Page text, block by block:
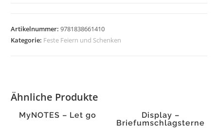
Be
Yourself
Artikelnummer:9781838661410
Kategorie: Feste Feiern und Schenken
Ähnliche Produkte
MyNOTES – Let go
Display –
Briefumschlagsterne